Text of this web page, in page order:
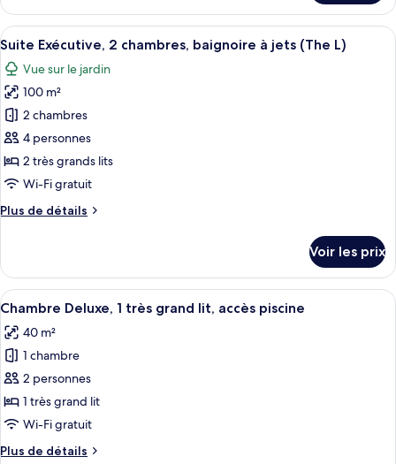
chambre,
vue
jardin
le
type
de
Suite
Familiale,
chambre,
vue
jardin
Afficher
toutes
les
photos
pour
ce
type
de
chambre :
Suite
chambres,
baignoire
à
jets
(The
L)
Une chambre d’hôtel moderne,
7
Suite Exécutive, 2 chambres, baignoire à jets (The L)
Vue sur le jardin
100 m²
2 chambres
4 personnes
2 très grands lits
Wi-Fi gratuit
Plus de détails
Plus
le
type
de
Suite
Exécutive,
chambres,
baignoire
jets
(The
Voir les prix
Afficher
toutes
les
photos
pour
ce
type
Une chambre d’hôtel avec un lit,
8
Chambre Deluxe, 1 très grand lit, accès piscine
40 m²
1 chambre
2 personnes
1 très grand lit
Wi-Fi gratuit
Plus de détails
Plus